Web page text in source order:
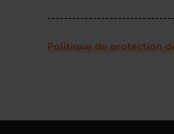
Politique de protection